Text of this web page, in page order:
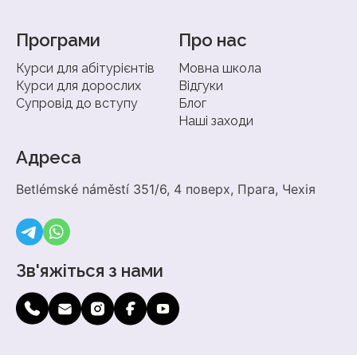
Програми
Курси для абітурієнтів
Курси для дорослих
Супровід до вступу
Про нас
Мовна школа
Відгуки
Блог
Наші заходи
Адреса
Betlémské náměstí 351/6, 4 поверх, Прага, Чехія
Зв'яжіться з нами